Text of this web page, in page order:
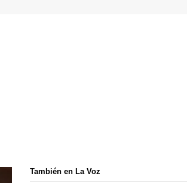
También en La Voz